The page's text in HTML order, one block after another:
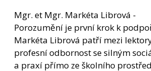
Mgr. et Mgr. Markéta Librová -
Porozumění je první krok k
Markéta Librová patří mezi
profesní odbornost se silným
a praxí přímo ze školního